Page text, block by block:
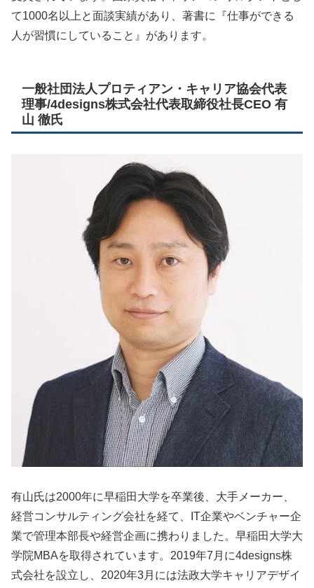
て1000名以上と面談実績があり、著書に『仕事ができる
人が習慣にしていること』があります。
一般社団法人プロティアン・キャリア協会代表
理事/4designs株式会社代表取締役社長CEO 有
山 徹氏
有山氏は2000年に早稲田大学を卒業後、大手メーカー、
経営コンサルティング会社を経て、IT企業やベンチャー企
業で管理本部長や経営企画に携わりました。早稲田大学大
学院MBAを取得されています。2019年7月に4designs株
式会社を設立し、2020年3月には法政大学キャリアデザイ